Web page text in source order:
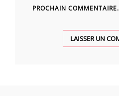
PROCHAIN COMMENTAIRE.